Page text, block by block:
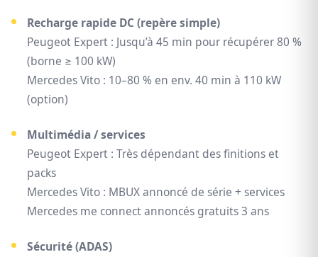
Recharge rapide DC (repère simple)
Peugeot Expert : Jusqu’à 45 min pour récupérer 80 %
(borne ≥ 100 kW)
Mercedes Vito : 10–80 % en env. 40 min à 110 kW
(option)
Multimédia / services
Peugeot Expert : Très dépendant des finitions et
packs
Mercedes Vito : MBUX annoncé de série + services
Mercedes me connect annoncés gratuits 3 ans
Sécurité (ADAS)